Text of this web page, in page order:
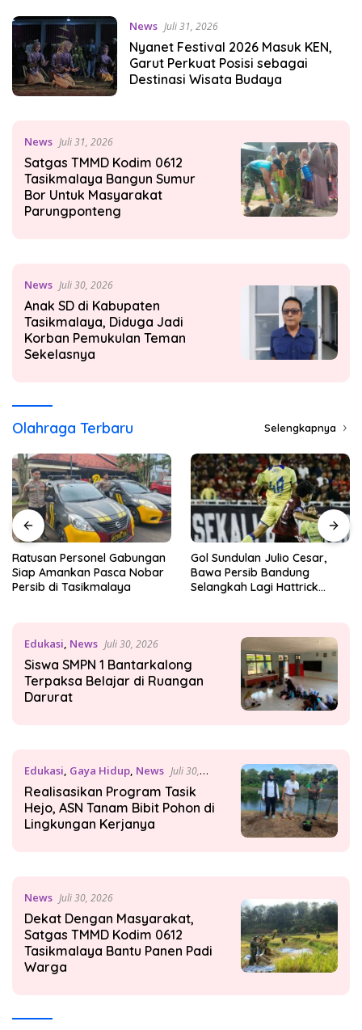
News Juli 31, 2026
Nyanet Festival 2026 Masuk KEN,
Garut Perkuat Posisi sebagai
Destinasi Wisata Budaya
News Juli 31, 2026
Satgas TMMD Kodim 0612
Tasikmalaya Bangun Sumur
Bor Untuk Masyarakat
Parungponteng
News Juli 30, 2026
Anak SD di Kabupaten
Tasikmalaya, Diduga Jadi
Korban Pemukulan Teman
Sekelasnya
Olahraga Terbaru Selengkapnya
Ratusan Personel Gabungan
Siap Amankan Pasca Nobar
Persib di Tasikmalaya
Gol Sundulan Julio Cesar,
Bawa Persib Bandung
Selangkah Lagi Hattrick
Edukasi, News Juli 30, 2026
Siswa SMPN 1 Bantarkalong
Terpaksa Belajar di Ruangan
Darurat
Edukasi, Gaya Hidup, News Juli 30,
2026
Realisasikan Program Tasik
Hejo, ASN Tanam Bibit Pohon di
Lingkungan Kerjanya
News Juli 30, 2026
Dekat Dengan Masyarakat,
Satgas TMMD Kodim 0612
Tasikmalaya Bantu Panen Padi
Warga